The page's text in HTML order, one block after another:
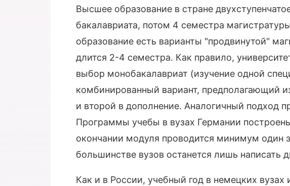
Высшее образование в стране
бакалавриата, потом 4 семестра
образование есть варианты "продвинутой"
длится 2-4 семестра. Как правило,
выбор монобакалавриат (изучение одной
комбинированный вариант, предполагающий
и второй в дополнение. Аналогичный подход
Программы учебы в вузах Германии
окончании модуля проводится минимум один
большинстве вузов останется лишь написать
Как и в России, учебный год в немецких